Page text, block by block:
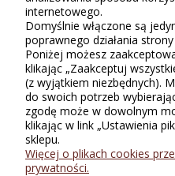
publikujemy zarówno
internetowego.
Domyślnie włączone są
poprawnego działania
Poniżej możesz
klikając „Zaakceptuj
(z wyjątkiem niezbędnych).
do swoich potrzeb
zgodę może w dowolnym
klikając w link „Ustawienia
sklepu.
Więcej o plikach cookies
prywatności.